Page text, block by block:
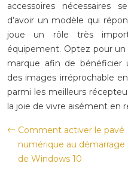
accessoires nécessaires
d’avoir un modèle qui
joue un rôle très
équipement. Optez pour
marque afin de bénéficier
des images irréprochable
parmi les meilleurs
la joie de vivre aisément en
Comment activer le pavé
numérique au démarrage
de Windows 10